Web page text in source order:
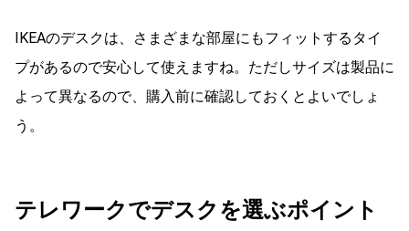
IKEAのデスクは、さまざまな部屋にもフィットするタイ
プがあるので安心して使えますね。ただしサイズは製品に
よって異なるので、購入前に確認しておくとよいでしょ
う。
テレワークでデスクを選ぶポイント